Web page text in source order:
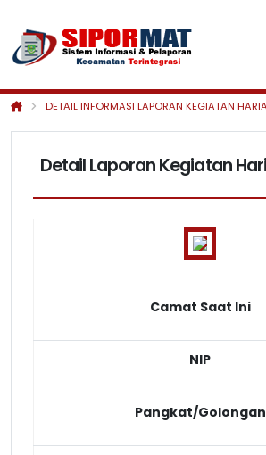
DETAIL INFORMASI LAPORAN KEGIATAN
Detail Laporan Kegiatan
Camat Saat Ini
NIP
Pangkat/Golongan